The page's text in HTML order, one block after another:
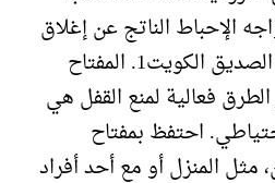
الإحباط الناتج عن إغلاق
سيارتهمفاتيح سيارات الصديق الكويت1. المفتاح
فعالية لمنع القفل هي
احتفظ بمفتاح
المنزل أو مع أحد أفراد